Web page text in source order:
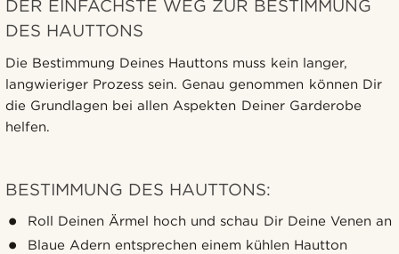
DER EINFACHSTE WEG ZUR BESTIMMUNG
DES HAUTTONS
Die Bestimmung Deines Hauttons muss kein langer,
langwieriger Prozess sein. Genau genommen können Dir
die Grundlagen bei allen Aspekten Deiner Garderobe
helfen.
BESTIMMUNG DES HAUTTONS:
Roll Deinen Ärmel hoch und schau Dir Deine Venen an
Blaue Adern entsprechen einem kühlen Hautton